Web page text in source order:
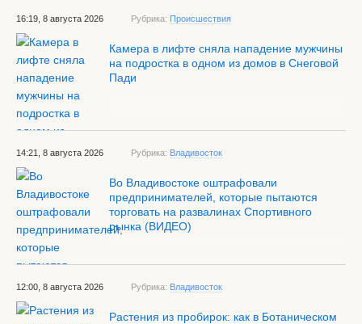
16:19, 8 августа 2026 Рубрика: Происшествия
Камера в лифте сняла нападение мужчины
на подростка в одном из домов в Снеговой
Пади
14:21, 8 августа 2026 Рубрика: Владивосток
Во Владивостоке оштрафовали
предпринимателей, которые пытаются
торговать на развалинах Спортивного
рынка (ВИДЕО)
12:00, 8 августа 2026 Рубрика: Владивосток
Растения из пробирок: как в Ботаническом